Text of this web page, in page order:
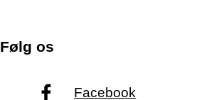
Følg os
Facebook